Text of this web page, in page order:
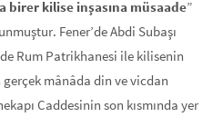
birer kili­se inşasına müsaade”
Fener’de Abdi Subaşı
Rum Patrikhanesi ile kilisenin
mânâda din ve vicdan
Caddesinin son kısmında yer